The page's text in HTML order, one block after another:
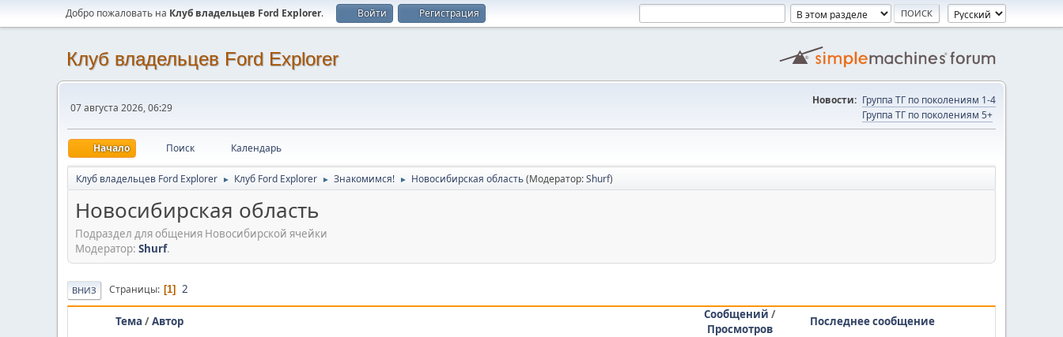
Добро пожаловать на Клуб владельцев Ford Explorer. Войти Регистрация
Клуб владельцев Ford Explorer
07 августа 2026, 06:29
Новости: Группа ТГ по поколениям 1-4
Группа ТГ по поколениям 5+
Начало Поиск Календарь
Клуб владельцев Ford Explorer ► Клуб Ford Explorer ► Знакомимся! ► Новосибирская область(Модератор:Shurf)
Новосибирская область
Подраздел для общения Новосибирской ячейки
Модератор: Shurf.
ВНИЗ Страницы 1 2
Тема /Автор
Сообщений /
Просмотров
Последнее сообщение